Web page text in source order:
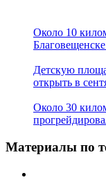
Около 10
Детскую
открыть в
Около 30
Материалы по